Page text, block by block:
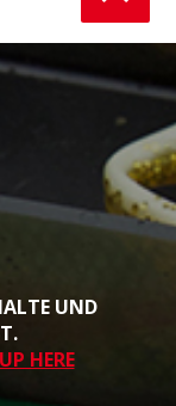
UND
HERE